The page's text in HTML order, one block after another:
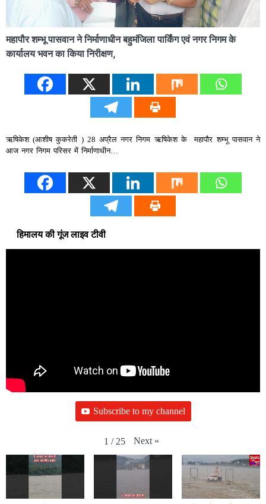
महापौर शम्‍भू पासवान ने निर्माणाधीन बहुमंजिला पार्किंग एवं नगर निगम के
कार्यालय भवन का किया निरीक्षण,
ऋषिकेश (आशीष कुकरेती ) 28 अप्रैल नगर निगम ऋषिकेश के महापौर शम्‍भू पासवान ने
आज नगर निगम परिसर में निर्माणाधीन…
हिमालय की गूंज लाइव टीवी
Subscribe to my channel
1 / 25 Next »